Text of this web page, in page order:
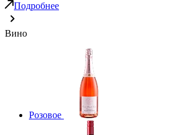
Подробнее
Вино
Розовое